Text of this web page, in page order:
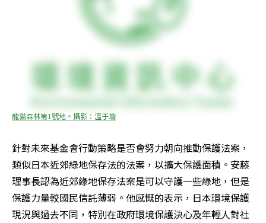
龍貓森林第1號地。攝影：溫于璇
針對未來基金會行動策略是否會努力朝向推動保護法案，
類似日本近郊綠地保存法的法案，以擴大保護面積。安藤
理事長認為近郊綠地保存法案是可以守護一些綠地，但是
保護力量較國民信託薄弱。他感慨的表示，日本環境保護
現況與過去不同，特別在政府環境保護決心及年輕人對社